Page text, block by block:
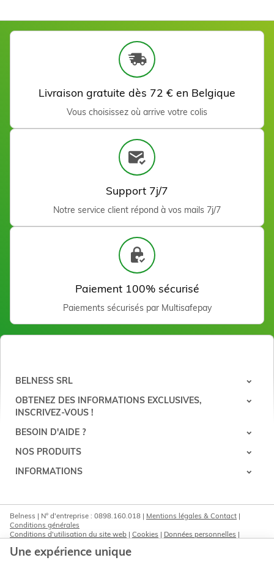
Livraison gratuite dès 72 € en Belgique
Vous choisissez où arrive votre colis
Support 7j/7
Notre service client répond à vos mails 7j/7
Paiement 100% sécurisé
Paiements sécurisés par Multisafepay
BELNESS SRL
OBTENEZ DES INFORMATIONS EXCLUSIVES,
INSCRIVEZ-VOUS !
BESOIN D'AIDE ?
NOS PRODUITS
INFORMATIONS
Belness | N° d'entreprise : 0898.160.018 | Mentions légales & Contact
Conditions générales
Conditions d'utilisation du site web
Cookies Données personnelles
© Copyright 2023-2026 - E-net Business
Une expérience unique